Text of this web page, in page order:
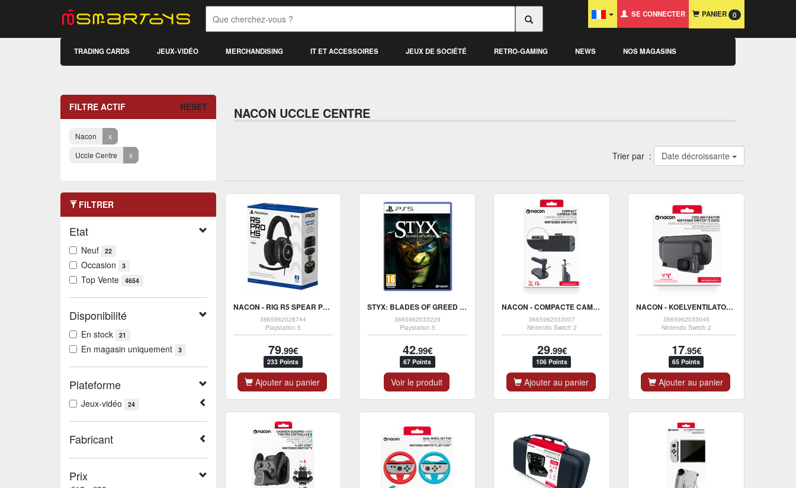
SE CONNECTER PANIER 0
TRADING CARDS JEUX-VIDÉO MERCHANDISING IT ET ACCESSOIRES JEUX DE SOCIÉTÉ RETRO-GAMING NEWS NOS MAGASINS
FILTRE ACTIF RESET
Nacon
x
Uccle Centre
x
FILTRER
Etat
Neuf 22
Occasion 3
Top Vente 4654
Disponibilité
En stock 21
En magasin uniquement 3
Plateforme
Jeux-vidéo 24
Fabricant
Prix
NACON UCCLE CENTRE
Trier par : Date décroissante
NACON - RIG R5 SPEAR PRO HS COMPETITIEVE BEDRADE GAMINGHEADSET VOOR PS5 EN PS4
3665962028744
Playstation 5
79.99€
233 Points
Ajouter au panier
STYX: BLADES OF GREED - PS5
3665962033229
Playstation 5
42.99€
67 Points
Voir le produit
NACON - COMPACTE CAMERA VOOR NINTENDO SWITCH 2
3665962033007
Nintendo Switch 2
29.99€
106 Points
Ajouter au panier
NACON - KOELVENTILATOR VOOR NINTENDO SWITCH 2-DOCK
3665962033045
Nintendo Switch 2
17.95€
65 Points
Ajouter au panier